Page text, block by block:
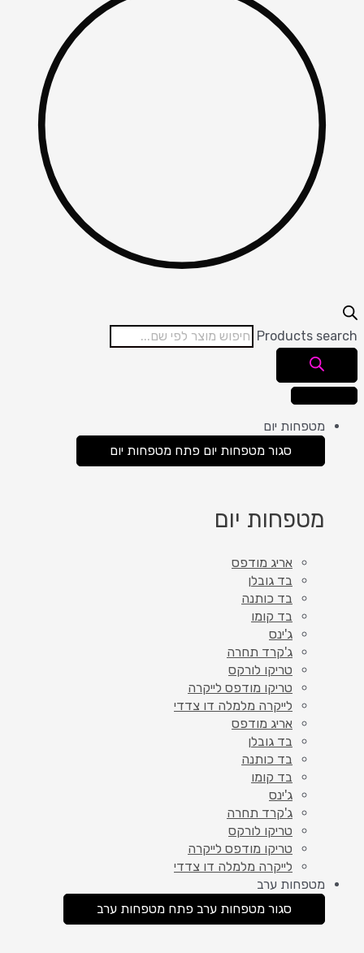
Products search
מטפחות יום
סגור מטפחות יום פתח מטפחות יום
מטפחות יום
אריג מודפס
בד גובלן
בד כותנה
בד קומו
ג'ינס
ג'קרד תחרה
טריקו לורקס
טריקו מודפס לייקרה
לייקרה מלמלה דו צדדי
אריג מודפס
בד גובלן
בד כותנה
בד קומו
ג'ינס
ג'קרד תחרה
טריקו לורקס
טריקו מודפס לייקרה
לייקרה מלמלה דו צדדי
מטפחות ערב
סגור מטפחות ערב פתח מטפחות ערב